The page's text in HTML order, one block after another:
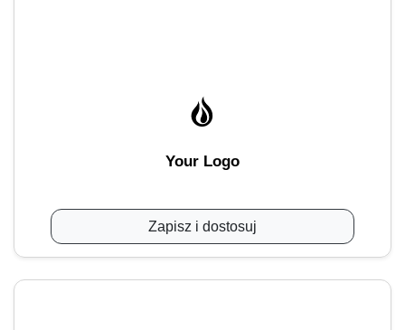
Your Logo
Zapisz i dostosuj